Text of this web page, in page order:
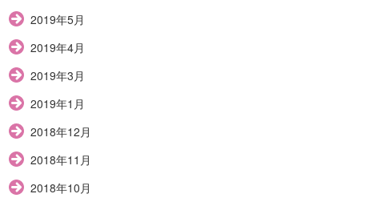
2019年5月
2019年4月
2019年3月
2019年1月
2018年12月
2018年11月
2018年10月